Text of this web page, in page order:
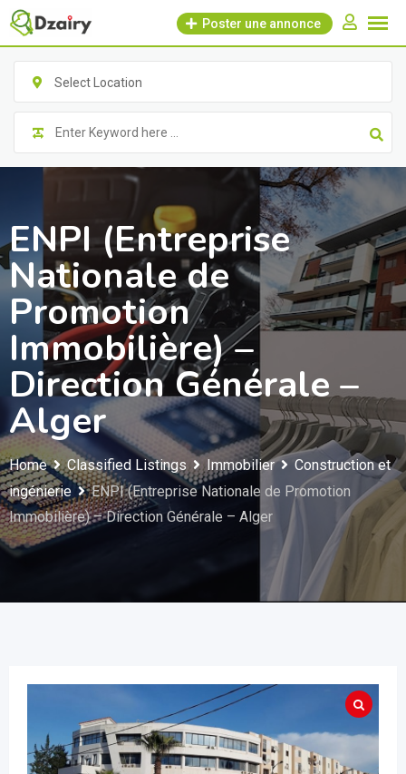
Skip
content
Poster une annonce
Select Location
ENPI (Entreprise
Nationale de
Promotion
Immobilière) –
Direction Générale –
Alger
Home Classified Listings Immobilier
Construction et
ingénierie
ENPI (Entreprise Nationale de Promotion
Immobilière) – Direction Générale – Alger